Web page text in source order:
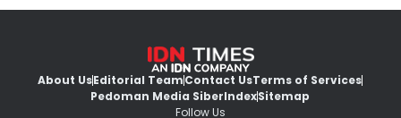
About UsEditorial TeamContact UsTerms of Services
Pedoman Media SiberIndexSitemap
Follow Us